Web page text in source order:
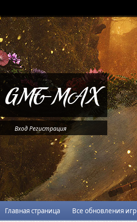
ВходРегистрация
Главная страница Все обновления игр